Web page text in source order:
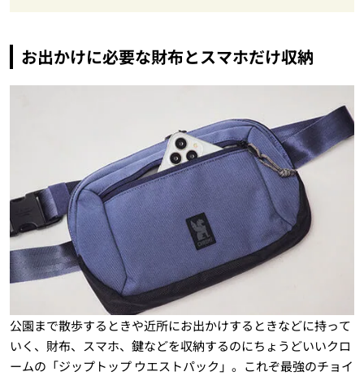
お出かけに必要な財布とスマホだけ収納
公園まで散歩するときや近所にお出かけするときなどに持って
いく、財布、スマホ、鍵などを収納するのにちょうどいいクロ
ームの「ジップトップ ウエストパック」。これぞ最強のチョイ